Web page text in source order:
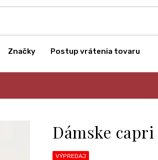
Značky Postup vrátenia tovaru
Dámske capri
VÝPREDAJ